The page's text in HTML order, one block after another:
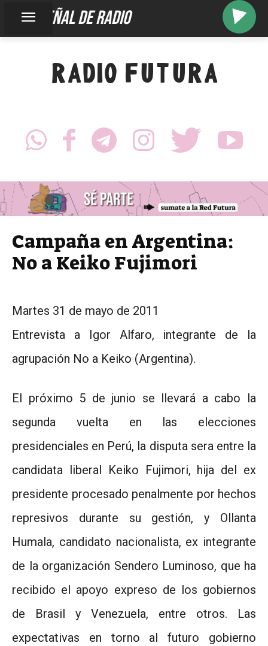
sos señal de radio
RADIO FUTURA
Campaña en Argentina:
No a Keiko Fujimori
Martes 31 de mayo de 2011
Entrevista a Igor Alfaro, integrante de la
agrupación No a Keiko (Argentina).
El próximo 5 de junio se llevará a cabo la
segunda vuelta en las elecciones
presidenciales en Perú, la disputa sera entre la
candidata liberal Keiko Fujimori, hija del ex
presidente procesado penalmente por hechos
represivos durante su gestión, y Ollanta
Humala, candidato nacionalista, ex integrante
de la organización Sendero Luminoso, que ha
recibido el apoyo expreso de los gobiernos
de Brasil y Venezuela, entre otros. Las
expectativas en torno al futuro gobierno